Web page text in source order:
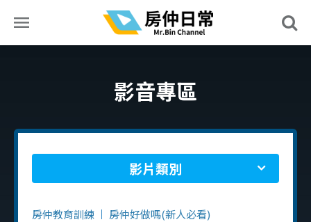
影音專區
影片類別
房仲教育訓練 房仲好做嗎(新人必看)